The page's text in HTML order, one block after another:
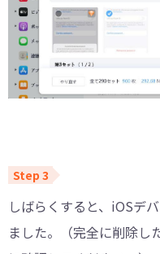
しばらくすると、iOSデ
ました。（完全に削除し